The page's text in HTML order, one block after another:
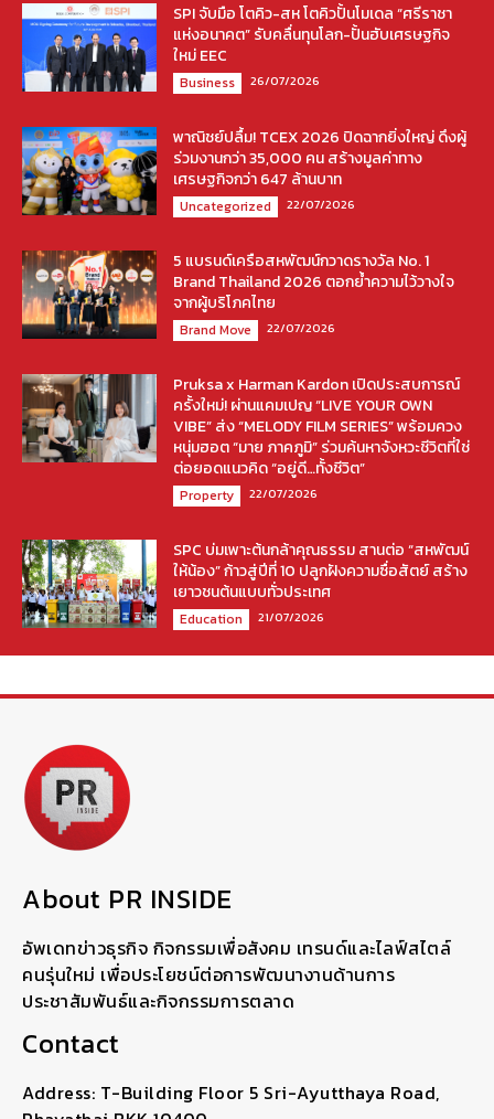
SPI จับมือ โตคิว-สห โตคิวปั้นโมเดล “ศรีราชา
แห่งอนาคต” รับคลื่นทุนโลก-ปั้นฮับเศรษฐกิจ
ใหม่ EEC
Business 26/07/2026
พาณิชย์ปลื้ม! TCEX 2026 ปิดฉากยิ่งใหญ่ ดึงผู้
ร่วมงานกว่า 35,000 คน สร้างมูลค่าทาง
เศรษฐกิจกว่า 647 ล้านบาท
Uncategorized 22/07/2026
5 แบรนด์เครือสหพัฒน์กวาดรางวัล No. 1
Brand Thailand 2026 ตอกย้ำความไว้วางใจ
จากผู้บริโภคไทย
Brand Move 22/07/2026
Pruksa x Harman Kardon เปิดประสบการณ์
ครั้งใหม่! ผ่านแคมเปญ “LIVE YOUR OWN
VIBE” ส่ง “MELODY FILM SERIES” พร้อมควง
หนุ่มฮอต “มาย ภาคภูมิ” ร่วมค้นหาจังหวะชีวิตที่ใช่
ต่อยอดแนวคิด “อยู่ดี…ทั้งชีวิต”
Property 22/07/2026
SPC บ่มเพาะต้นกล้าคุณธรรม สานต่อ “สหพัฒน์
ให้น้อง” ก้าวสู่ปีที่ 10 ปลูกฝังความซื่อสัตย์ สร้าง
เยาวชนต้นแบบทั่วประเทศ
Education 21/07/2026
About PR INSIDE
อัพเดทข่าวธุรกิจ กิจกรรมเพื่อสังคม เทรนด์และไลฟ์สไตล์
คนรุ่นใหม่ เพื่อประโยชน์ต่อการพัฒนางานด้านการ
ประชาสัมพันธ์และกิจกรรมการตลาด
Contact
Address: T-Building Floor 5 Sri-Ayutthaya Road,